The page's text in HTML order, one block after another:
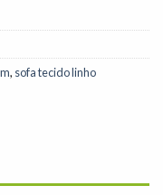
, sofa tecido linho